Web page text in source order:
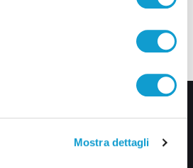
Mostra dettagli